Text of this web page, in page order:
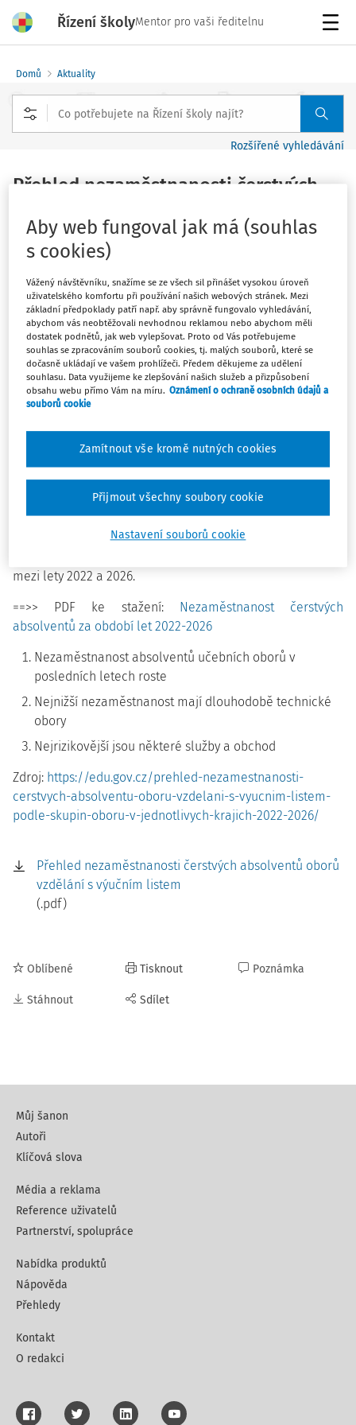
Řízení školyMentor pro vaši ředitelnu
Domů Aktuality
Rozšířené vyhledávání
Přehled nezaměstnanosti čerstvých
listem
Vydáno:8. 7. 2026
1 minuta čtení
Zdroj
Řízení školy, EDu.cz
Ministerstvo školství zveřejnilo přehled
nezaměstnanosti čerstvých absolventů učebních oborů
za období let 2022–2026. Data ukazují výrazné rozdíly
mezi kraji i jednotlivými skupinami oborů a potvrzují, že
nejlepší uplatnění na trhu práce nacházejí absolventi
nejlépe hledají práci v technických profesích, zejména ve
strojírenství, elektrotechnice a zdravotnictví. Naopak vyšší
nezaměstnanost dlouhodobě vykazují obory zaměřené na
obchod a služby. Současně je ve většině krajů patrný
mezi lety 2022 a 2026.
==>> PDF ke stažení: Nezaměstnanost čerstvých
absolventů za období let 2022-2026
Nezaměstnanost absolventů učebních oborů v
posledních letech roste
Nejnižší nezaměstnanost mají dlouhodobě technické
obory
Nejrizikovější jsou některé služby a obchod
Zdroj: https://edu.gov.cz/prehled-nezamestnanosti-
cerstvych-absolventu-oboru-vzdelani-s-vyucnim-listem-
podle-skupin-oboru-v-jednotlivych-krajich-2022-2026/
Přehled nezaměstnanosti čerstvých absolventů oborů
vzdělání s výučním listem
(.pdf)
Oblíbené
Stáhnout
Tisknout
Sdílet
Poznámka
Můj šanon
Autoři
Klíčová slova
Média a reklama
Reference uživatelů
Partnerství, spolupráce
Nabídka produktů
Nápověda
Přehledy
Kontakt
O redakci
Aby web fungoval jak má (souhlas
s cookies)
Vážený návštěvníku, snažíme se ze všech sil přinášet vysokou úroveň
uživatelského komfortu při používání našich webových stránek. Mezi
základní předpoklady patří např. aby správně fungovalo vyhledávání,
abychom vás neobtěžovali nevhodnou reklamou nebo abychom měli
dostatek podnětů, jak web vylepšovat. Proto od Vás potřebujeme
souhlas se zpracováním souborů cookies, tj. malých souborů, které se
dočasně ukládají ve vašem prohlížeči. Předem děkujeme za udělení
souhlasu. Data využijeme ke zlepšování našich služeb a přizpůsobení
obsahu webu přímo Vám na míru. Oznámení o ochraně osobních údajů a
souborů cookie
Nastavení souborů cookie
Zamítnout vše kromě nutných cookies
Přijmout všechny soubory cookie